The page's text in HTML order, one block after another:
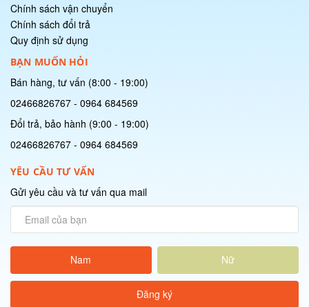
10/27/2020 09:33:19
10/27/2020 09:33:17
Chính sách vận chuyển
Chính sách đổi trả
Quy định sử dụng
BẠN MUỐN HỎI
Bán hàng, tư vấn (8:00 - 19:00)
02466826767 - 0964 684569
Đổi trả, bảo hành (9:00 - 19:00)
02466826767 - 0964 684569
YÊU CẦU TƯ VẤN
Gửi yêu cầu và tư vấn qua mail
Nam Nữ